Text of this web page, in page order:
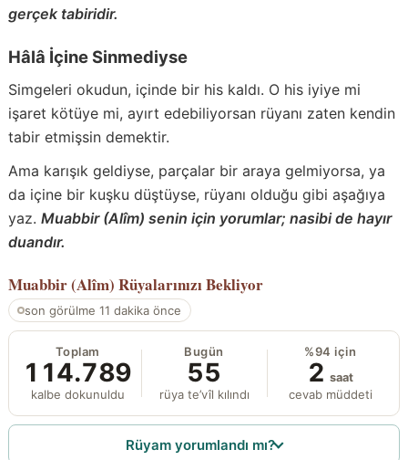
gerçek tabiridir.
Hâlâ İçine Sinmediyse
Simgeleri okudun, içinde bir his kaldı. O his iyiye mi
işaret kötüye mi, ayırt edebiliyorsan rüyanı zaten kendin
tabir etmişsin demektir.
Ama karışık geldiyse, parçalar bir araya gelmiyorsa, ya
da içine bir kuşku düştüyse, rüyanı olduğu gibi aşağıya
yaz. Muabbir (Alîm) senin için yorumlar; nasibi de hayır
duandır.
Muabbir (Alîm) Rüyalarınızı Bekliyor
son görülme 11 dakika önce
Toplam
114.789
kalbe dokunuldu
Bugün
55
rüya te’vîl kılındı
%94 için
2 saat
cevab müddeti
Rüyam yorumlandı mı?